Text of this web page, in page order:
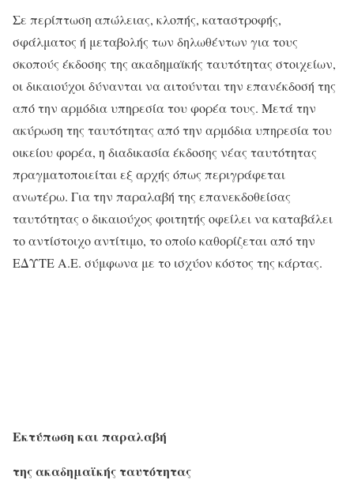
Σε περίπτωση απώλειας, κλοπής, καταστροφής,
σφάλματος ή μεταβολής των δηλωθέντων για τους
σκοπούς έκδοσης της ακαδημαϊκής ταυτότητας στοιχείων,
οι δικαιούχοι δύνανται να αιτούνται την επανέκδοσή της
από την αρμόδια υπηρεσία του φορέα τους. Μετά την
ακύρωση της ταυτότητας από την αρμόδια υπηρεσία του
οικείου φορέα, η διαδικασία έκδοσης νέας ταυτότητας
πραγματοποιείται εξ αρχής όπως περιγράφεται
ανωτέρω. Για την παραλαβή της επανεκδοθείσας
ταυτότητας ο δικαιούχος φοιτητής οφείλει να καταβάλει
το αντίστοιχο αντίτιμο, το οποίο καθορίζεται από την
ΕΔΥΤΕ Α.Ε. σύμφωνα με το ισχύον κόστος της κάρτας.
Εκτύπωση και παραλαβή
της ακαδημαϊκής ταυτότητας